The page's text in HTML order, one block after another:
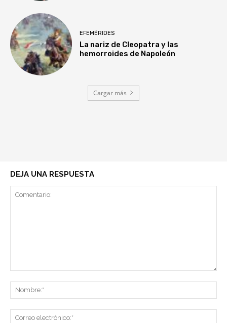
EFEMÉRIDES
La nariz de Cleopatra y las
hemorroides de Napoleón
Cargar más
DEJA UNA RESPUESTA